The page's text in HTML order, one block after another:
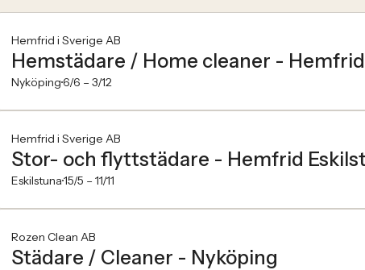
Hemfrid i Sverige AB
Hemstädare / Home cleaner -
Nyköping6/6 – 3/12
Hemfrid i Sverige AB
Stor- och flyttstädare - Hemfrid
Eskilstuna15/5 – 11/11
Rozen Clean AB
Städare / Cleaner - Nyköping